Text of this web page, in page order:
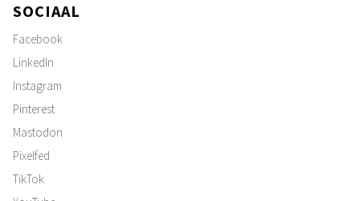
SOCIAAL
Facebook
LinkedIn
Instagram
Pinterest
Mastodon
Pixelfed
TikTok